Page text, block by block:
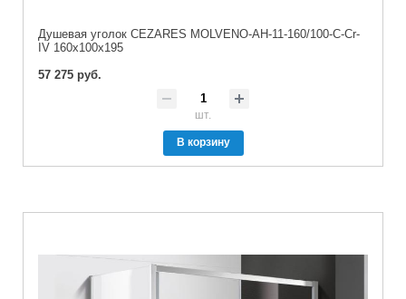
Душевая уголок CEZARES MOLVENO-AH-11-160/100-C-Cr-
IV 160x100x195
57 275 руб.
шт.
В корзину